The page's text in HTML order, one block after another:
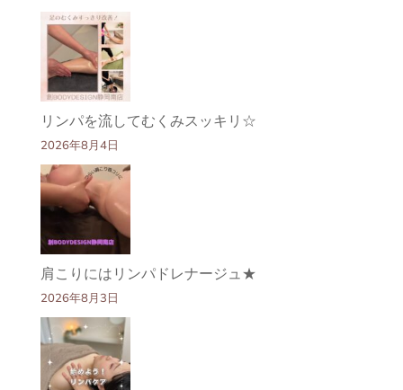
リンパを流してむくみスッキリ☆
2026年8月4日
肩こりにはリンパドレナージュ★
2026年8月3日